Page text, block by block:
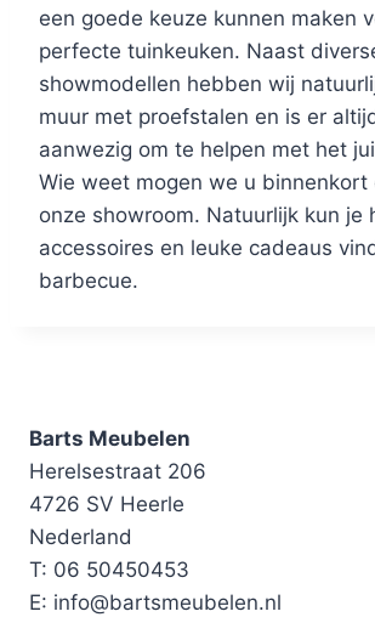
een goede keuze kunnen maken
perfecte tuinkeuken. Naast
showmodellen hebben wij
muur met proefstalen en is er
aanwezig om te helpen met het
Wie weet mogen we u binnenkort
onze showroom. Natuurlijk kun je
accessoires en leuke cadeaus
barbecue.
Barts Meubelen
Herelsestraat 206
4726 SV Heerle
Nederland
T: 06 50450453
E: info@bartsmeubelen.nl